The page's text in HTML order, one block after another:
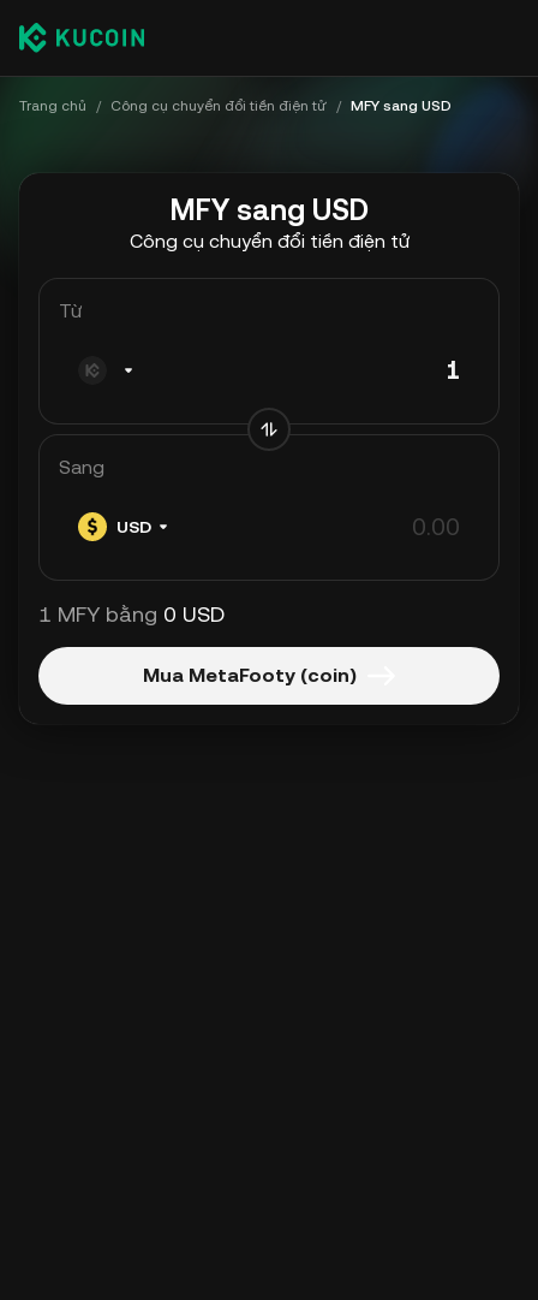
Trang chủ / Công cụ chuyển đổi tiền điện tử / MFY sang USD
MFY sang USD
Công cụ chuyển đổi tiền điện tử
Từ
Sang
USD
1 MFY bằng 0 USD
Mua MetaFooty (coin)